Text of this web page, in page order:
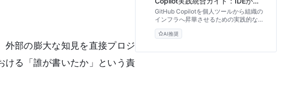
外部の膨大な知見を直接プロジ
ける「誰が書いたか」という責
CI/CDまで
GitHub Copilotを個人ツールから組織の
インフラへ昇華させるための実践的な統
合手順を解説。VS CodeやJetBrainsの
設定、CLI・Actions連携、セキュリテ
リード必見の導入ガイドです。
AI推奨